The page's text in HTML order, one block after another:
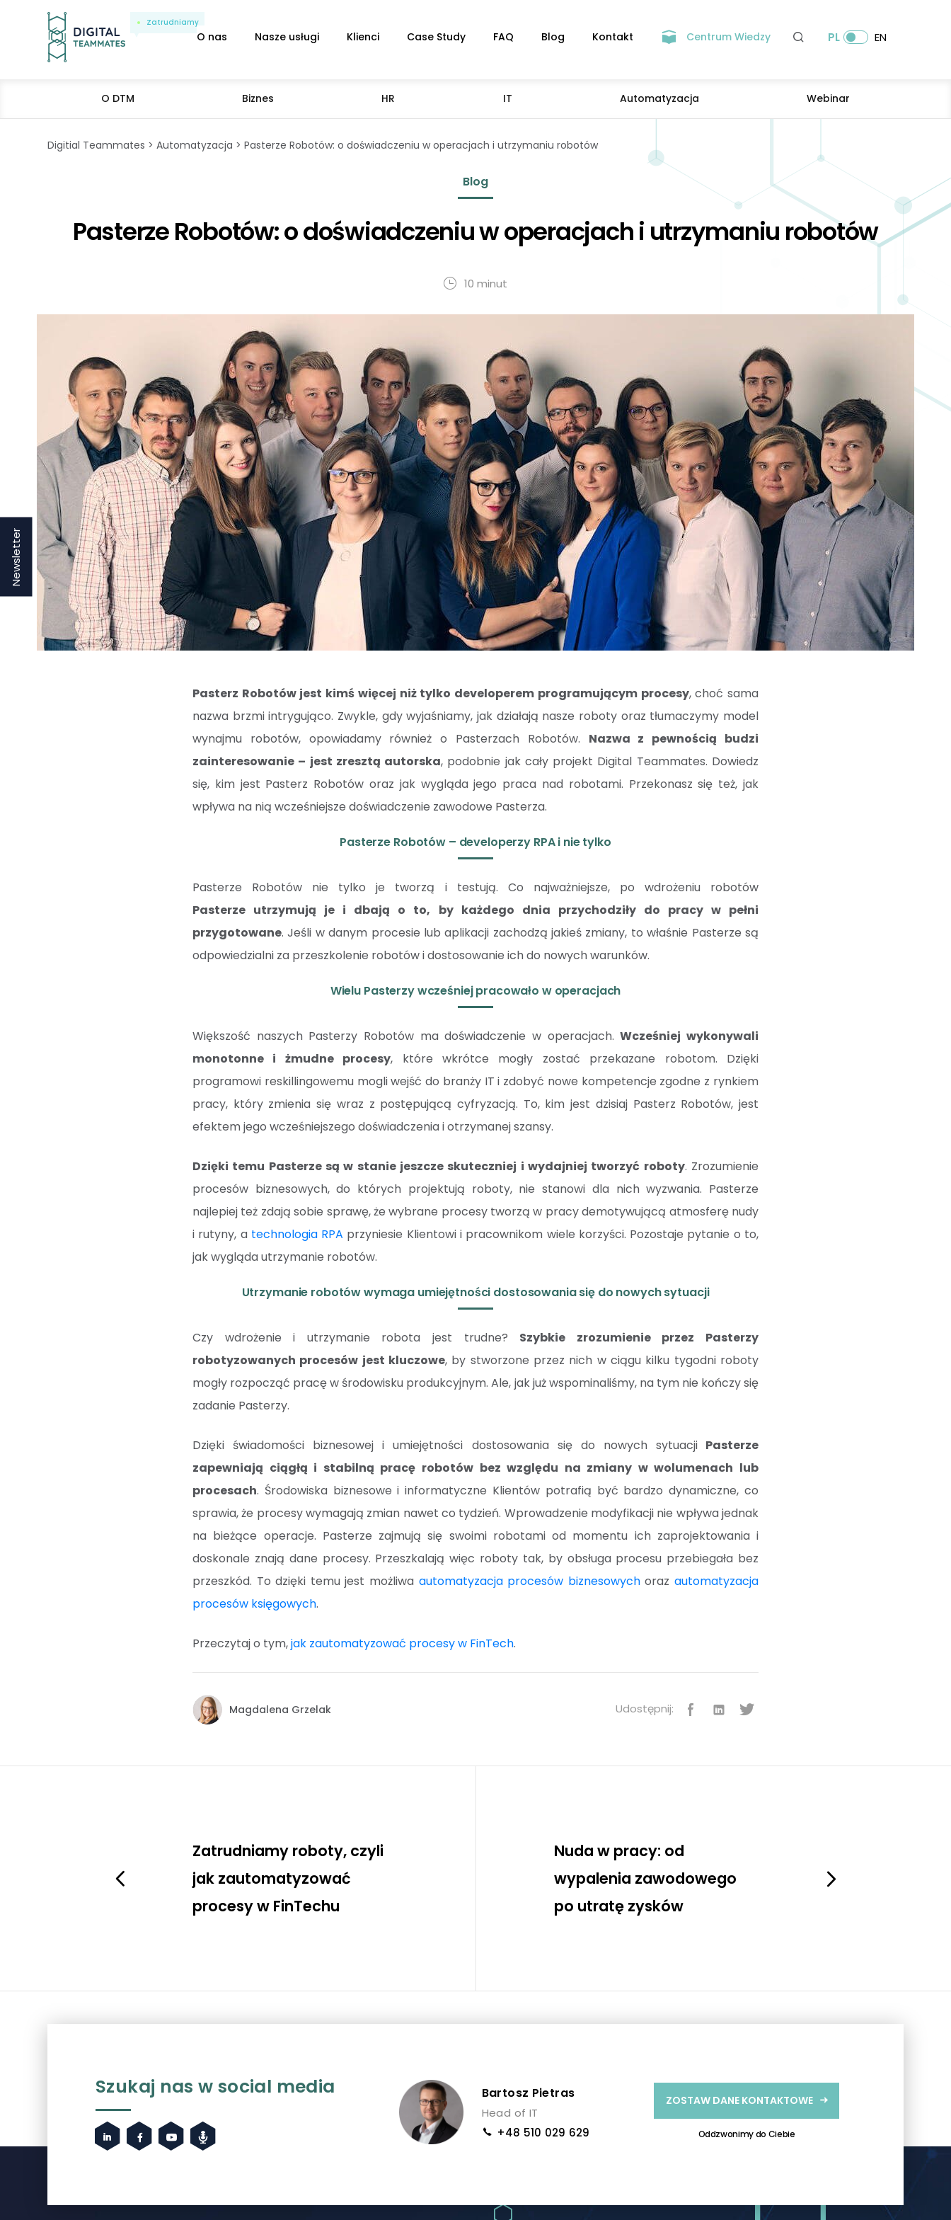
Zatrudniamy
O nas Nasze usługi Klienci Case Study FAQ Blog Kontakt Centrum Wiedzy PL EN
O DTM Biznes HR IT Automatyzacja Webinar
Digitial Teammates Automatyzacja Pasterze Robotów: o doświadczeniu w operacjach i utrzymaniu robotów
Blog
Pasterze Robotów: o doświadczeniu w operacjach i utrzymaniu robotów
10 minut
Pasterz Robotów jest kimś więcej niż tylko developerem programującym procesy, choć sama
nazwa brzmi intrygująco. Zwykle, gdy wyjaśniamy, jak działają nasze roboty oraz tłumaczymy model
wynajmu robotów, opowiadamy również o Pasterzach Robotów. Nazwa z pewnością budzi
zainteresowanie – jest zresztą autorska, podobnie jak cały projekt Digital Teammates. Dowiedz
się, kim jest Pasterz Robotów oraz jak wygląda jego praca nad robotami. Przekonasz się też, jak
wpływa na nią wcześniejsze doświadczenie zawodowe Pasterza.
Pasterze Robotów – developerzy RPA i nie tylko
Pasterze Robotów nie tylko je tworzą i testują. Co najważniejsze, po wdrożeniu robotów
Pasterze utrzymują je i dbają o to, by każdego dnia przychodziły do pracy w pełni
przygotowane. Jeśli w danym procesie lub aplikacji zachodzą jakieś zmiany, to właśnie Pasterze są
odpowiedzialni za przeszkolenie robotów i dostosowanie ich do nowych warunków.
Wielu Pasterzy wcześniej pracowało w operacjach
Większość naszych Pasterzy Robotów ma doświadczenie w operacjach.Wcześniej wykonywali
monotonne i żmudne procesy, które wkrótce mogły zostać przekazane robotom. Dzięki
programowi reskillingowemu mogli wejść do branży IT i zdobyć nowe kompetencje zgodne z rynkiem
pracy, który zmienia się wraz z postępującą cyfryzacją. To, kim jest dzisiaj Pasterz Robotów, jest
efektem jego wcześniejszego doświadczenia i otrzymanej szansy.
Dzięki temu Pasterze są w stanie jeszcze skuteczniej i wydajniej tworzyć roboty. Zrozumienie
procesów biznesowych, do których projektują roboty, nie stanowi dla nich wyzwania. Pasterze
najlepiej też zdają sobie sprawę, że wybrane procesy tworzą w pracy demotywującą atmosferę nudy
i rutyny, a technologia RPA przyniesie Klientowi i pracownikom wiele korzyści. Pozostaje pytanie o to,
jak wygląda utrzymanie robotów.
Utrzymanie robotów wymaga umiejętności dostosowania się do nowych sytuacji
Czy wdrożenie i utrzymanie robota jest trudne? Szybkie zrozumienie przez Pasterzy
robotyzowanych procesów jest kluczowe, by stworzone przez nich w ciągu kilku tygodni roboty
mogły rozpocząć pracę w środowisku produkcyjnym. Ale, jak już wspominaliśmy, na tym nie kończy się
zadanie Pasterzy.
Dzięki świadomości biznesowej i umiejętności dostosowania się do nowych sytuacjiPasterze
zapewniają ciągłą i stabilną pracę robotów bez względu na zmiany w wolumenach lub
procesach. Środowiska biznesowe i informatyczne Klientów potrafią być bardzo dynamiczne, co
sprawia, że procesy wymagają zmian nawet co tydzień. Wprowadzenie modyfikacji nie wpływa jednak
na bieżące operacje. Pasterze zajmują się swoimi robotami od momentu ich zaprojektowania i
doskonale znają dane procesy. Przeszkalają więc roboty tak, by obsługa procesu przebiegała bez
przeszkód. To dzięki temu jest możliwa automatyzacja procesów biznesowychorazautomatyzacja
procesów księgowych.
Przeczytaj o tym,jak zautomatyzować procesy w FinTech.
Magdalena Grzelak Udostępnij:
Zatrudniamy roboty, czyli
jak zautomatyzować
procesy w FinTechu
Nuda w pracy: od
wypalenia zawodowego
po utratę zysków
Newsletter
Szukaj nas w social media Bartosz Pietras
Head of IT
+48 510 029 629
ZOSTAW DANE KONTAKTOWE
Oddzwonimy do Ciebie